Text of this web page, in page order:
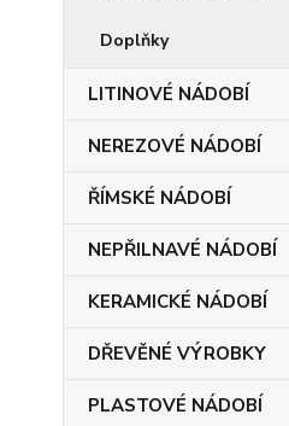
Doplňky
LITINOVÉ NÁDOBÍ
NEREZOVÉ NÁDOBÍ
ŘÍMSKÉ NÁDOBÍ
NEPŘILNAVÉ NÁDOBÍ
KERAMICKÉ NÁDOBÍ
DŘEVĚNÉ VÝROBKY
PLASTOVÉ NÁDOBÍ